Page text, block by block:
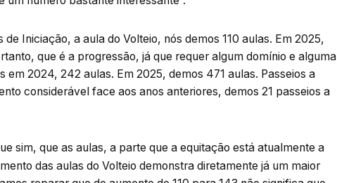
Iniciação, a aula do Volteio, nós demos 110 aulas. Em 2025,
que é a progressão, já que requer algum domínio e alguma
em 2024, 242 aulas. Em 2025, demos 471 aulas. Passeios a
considerável face aos anos anteriores, demos 21 passeios a
sim, que as aulas, a parte que a equitação está atualmente a
das aulas do Volteio demonstra diretamente já um maior